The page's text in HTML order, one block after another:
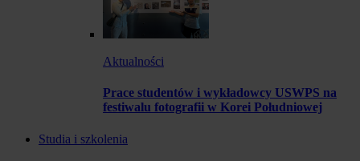
Aktualności
Prace studentów i wykładowcy USWPS na
festiwalu fotografii w Korei Południowej
Studia i szkolenia